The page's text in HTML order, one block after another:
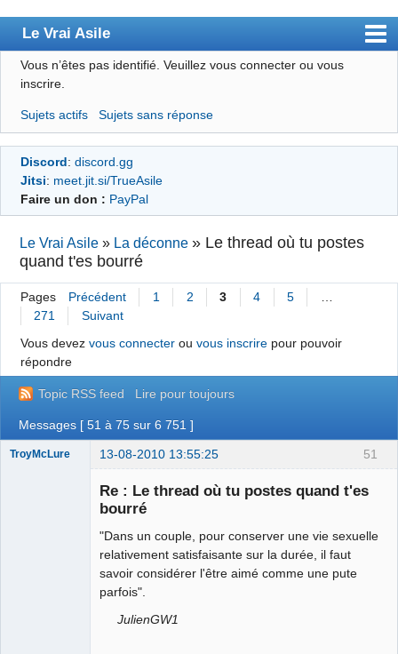
Le Vrai Asile
Accueil
Forum
Membres
Règles
S’inscrire
Connexion
Vous n’êtes pas identifié. Veuillez vous connecter ou vous
inscrire.
Sujets actifs Sujets sans réponse
Discord: discord.gg
Jitsi: meet.jit.si/TrueAsile
Faire un don : PayPal
Le Vrai Asile » La déconne » Le thread où tu postes
quand t'es bourré
Pages Précédent 1 2 3 4 5
…
271
Suivant
Vous devez vous connecterou vous inscrirepour pouvoir
répondre
Topic RSS feed Lire pour toujours
Messages [ 51 à 75 sur 6 751 ]
51
TroyMcLure 13-08-2010 13:55:25
Re : Le thread où tu postes quand t'es
bourré
"Dans un couple, pour conserver une vie sexuelle
relativement satisfaisante sur la durée, il faut
savoir considérer l'être aimé comme une pute
parfois".
JulienGW1